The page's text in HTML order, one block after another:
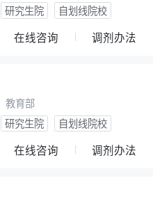
研究生院 自划线院校
在线咨询 调剂办法
教育部
研究生院 自划线院校
在线咨询 调剂办法